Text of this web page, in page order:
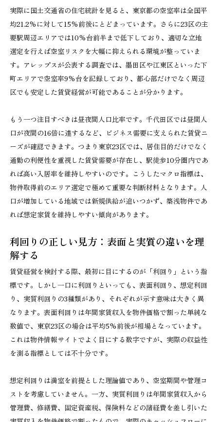
実際に国土交通省の住宅統計を見ると、東京都の空室率は全国平
均21.2%に対して15%前後にとどまっています。さらに23区の主
要駅周辺エリアでは10%台前半まで低下しており、適切な立地
選定を行えば空室リスクを大幅に抑えられる環境が整っていま
す。アレップスが公表する調査では、墨田区や江東区といった下
町エリアで空室率9%台を記録しており、都心部だけでなく周辺
区でも安定した賃貸経営が可能であることが分かります。
もう一つ注目すべきは昼夜間人口比率です。千代田区では昼間人
口が夜間の16倍に達するなど、ビジネス需要に支えられた賃貸ニ
ーズが確認できます。つまり東京23区では、居住目的だけでなく
通勤の利便性を重視した賃貸需要が存在し、駅徒歩10分圏内であ
れば高い入居率を維持しやすいのです。こうしたマクロ指標は、
物件取得前のエリア選定で極めて重要な判断材料となります。人
口が増加している地域では新規供給が追いつかず、築浅物件であ
れば想定家賃を維持しやすい傾向があります。
利回りの正しい見方：表面と実質の違いを理
解する
賃貸経営を検討する際、最初に目にするのが「利回り」という指
標です。しかし一口に利回りといっても、表面利回り、想定利回
り、実質利回りの3種類があり、それぞれが示す意味は大きく異
なります。表面利回りは年間家賃収入を物件価格で割った単純な
数値で、東京23区の場合は平均5%前後が相場となっています。
これは物件情報サイトでよく目にする数字ですが、実際の収益性
を測る指標としては不十分です。
想定利回りは満室を前提とした理論値であり、空室期間や管理コ
ストを考慮していません。一方、実質利回りは年間家賃収入から
管理費、修繕費、固定資産税、保険料などの諸経費を差し引いた